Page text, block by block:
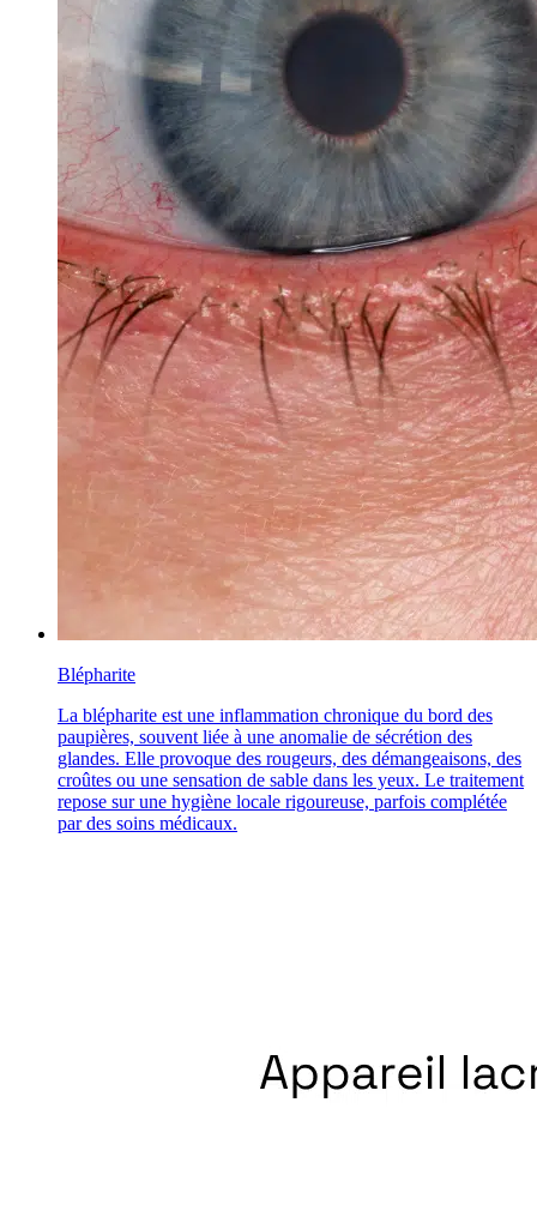
Blépharite
La blépharite est une inflammation chronique du bord des
paupières, souvent liée à une anomalie de sécrétion des
glandes. Elle provoque des rougeurs, des démangeaisons, des
croûtes ou une sensation de sable dans les yeux. Le traitement
repose sur une hygiène locale rigoureuse, parfois complétée
par des soins médicaux.